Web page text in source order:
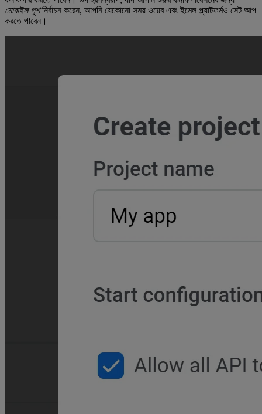
মোবাইল পুশনির্বাচন করেন, আপনি যেকোনো সময় ওয়েব এবং ইমেল প্ল্যাটফর্মও সেট আপ
করতে পারেন।